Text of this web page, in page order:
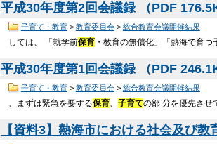
平成30年度第2回会議録 （PDF
子育て・教育> 教育委員会> 総合教育会議開催結果
しては、 「就学前保育 ・教育の無償化」「熱海で育
平成30年度第1回会議録 （PDF
子育て・教育> 教育委員会> 総合教育会議開催結果
、まずは緊急を要する保育、子育ての部 分を優先させ
【資料3】熱海市における社会及び